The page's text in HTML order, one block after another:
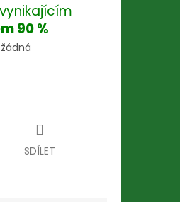
90 %
žádná
SDÍLET